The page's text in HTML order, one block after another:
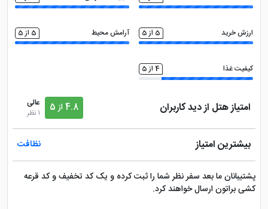
ارزش خرید 5 از 5 آرامش محیط 5 از 5
کیفیت غذا 4 از 5
امتیاز هتل از دید کاربران 4.8 از 5
عالی
1 نظر
بیشترین امتیاز نظافت
پشتیبانان ما بعد سفر نظر شما را ثبت کرده و یک کد تخفیف و کد قرعه
کشی براتون ارسال خواهند کرد.